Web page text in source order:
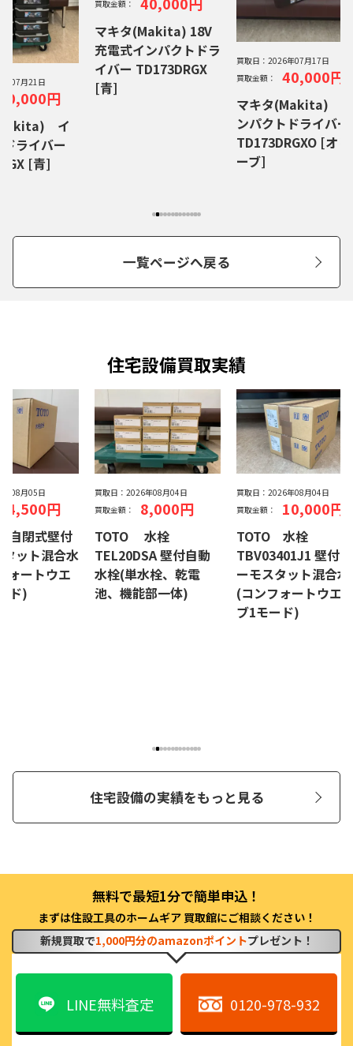
年07月21日
円
イ
ドライバー
[青]
買取金額：
マキタ(Makita) 18V
充電式インパクトドラ
イバー TD173DRGX
[青]
買取日： 2026年07月17日
買取金額：
40,000円
マキタ(Makita) イ
ンパクトドライバ
TD173DRGXO [オリ
ーブ]
一覧ページへ戻る
住宅設備買取実績
年08月05日
円
自閉式壁付
ット混合水
ォートウエ
ド)
買取日： 2026年08月04日
買取金額：
8,000円
TOTO 水栓
TEL20DSA 壁付自動
水栓(単水栓、乾電
池、機能部一体)
買取日： 2026年08月04日
買取金額：
10,000円
TOTO 水栓
TBV03401J1 壁付サ
ーモスタット混合
(コンフォートウエ
ブ1モード)
住宅設備の実績をもっと見る
まずは住設工具のホームギア 買取館にご相談ください！
新規買取で1,000円分のamazonポイントプレゼント！
LINE無料査定 0120-978-932